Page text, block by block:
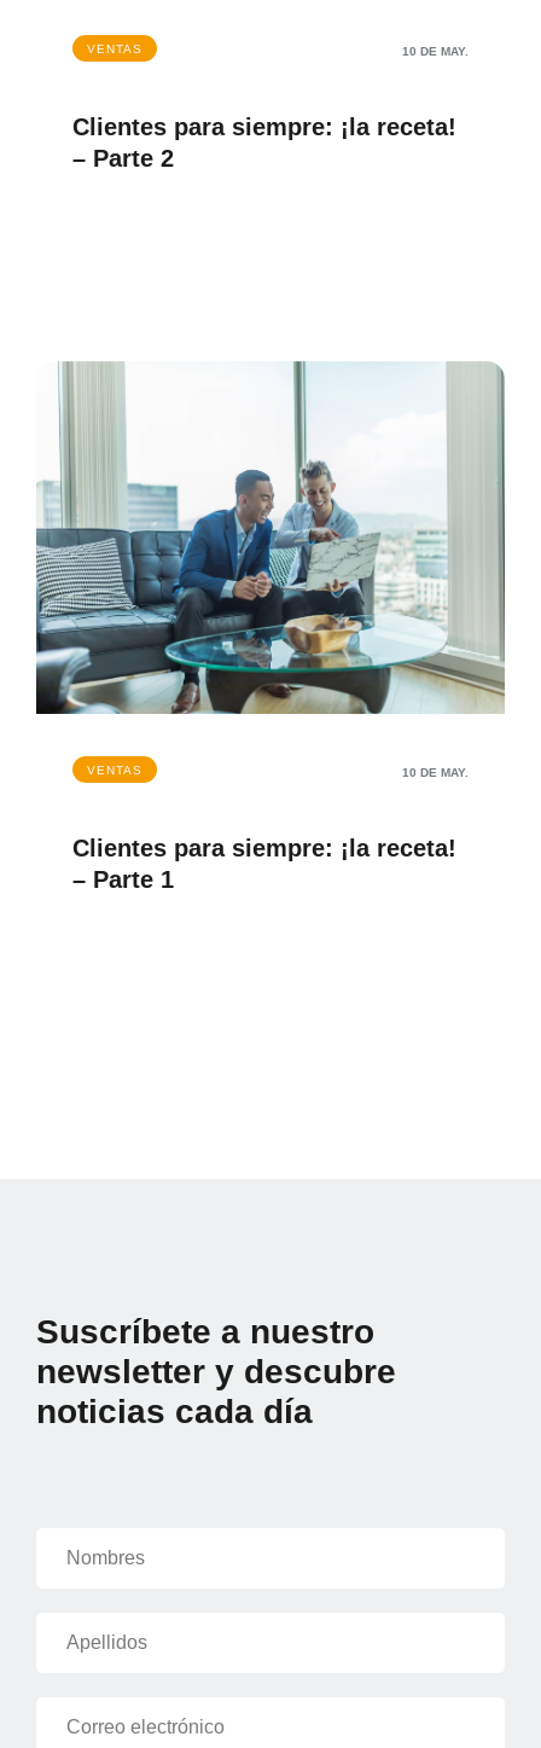
VENTAS 10 DE MAY.
Clientes para siempre: ¡la receta!
– Parte 2
VENTAS 10 DE MAY.
Clientes para siempre: ¡la receta!
– Parte 1
Suscríbete a nuestro
newsletter y descubre
noticias cada día